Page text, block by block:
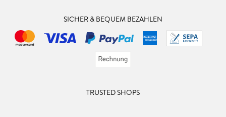
SICHER & BEQUEM BEZAHLEN
TRUSTED SHOPS